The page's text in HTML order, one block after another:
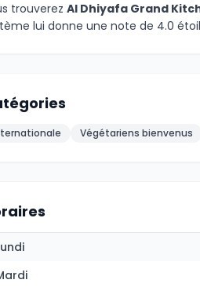
trouverez Al Dhiyafa Grand
lui donne une note de 4.0
Végétariens bienvenus